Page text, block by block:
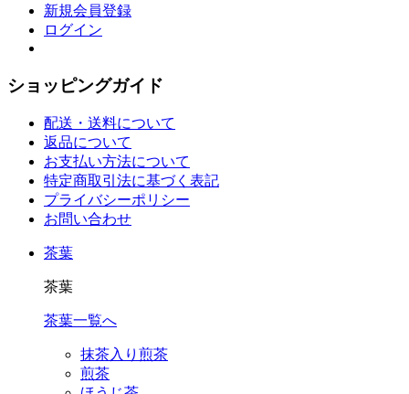
新規会員登録
ログイン
ショッピングガイド
配送・送料について
返品について
お支払い方法について
特定商取引法に基づく表記
プライバシーポリシー
お問い合わせ
茶葉
茶葉
茶葉一覧へ
抹茶入り煎茶
煎茶